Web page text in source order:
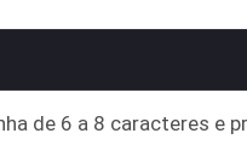
de 6 a 8 caracteres e